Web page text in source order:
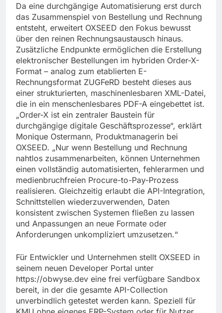
Da eine durchgängige Automatisierung erst durch
das Zusammenspiel von Bestellung und Rechnung
entsteht, erweitert OXSEED den Fokus bewusst
über den reinen Rechnungsaustausch hinaus.
Zusätzliche Endpunkte ermöglichen die Erstellung
elektronischer Bestellungen im hybriden Order-X-
Format – analog zum etablierten E-
Rechnungsformat ZUGFeRD besteht dieses aus
einer strukturierten, maschinenlesbaren XML-Datei,
die in ein menschenlesbares PDF-A eingebettet ist.
„Order-X ist ein zentraler Baustein für
durchgängige digitale Geschäftsprozesse“, erklärt
Monique Ostermann, Produktmanagerin bei
OXSEED. „Nur wenn Bestellung und Rechnung
nahtlos zusammenarbeiten, können Unternehmen
einen vollständig automatisierten, fehlerarmen und
medienbruchfreien Procure-to-Pay-Prozess
realisieren. Gleichzeitig erlaubt die API-Integration,
Schnittstellen wiederzuverwenden, Daten
konsistent zwischen Systemen fließen zu lassen
und Anpassungen an neue Formate oder
Anforderungen unkompliziert umzusetzen.“
Für Entwickler und Unternehmen stellt OXSEED in
seinem neuen Developer Portal unter
https://obwyse.dev eine frei verfügbare Sandbox
bereit, in der die gesamte API-Collection
unverbindlich getestet werden kann. Speziell für